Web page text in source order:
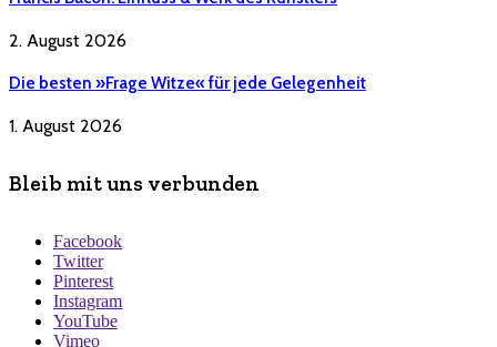
2. August 2026
Die besten »Frage Witze« für jede Gelegenheit
1. August 2026
Bleib mit uns verbunden
Facebook
Twitter
Pinterest
Instagram
YouTube
Vimeo